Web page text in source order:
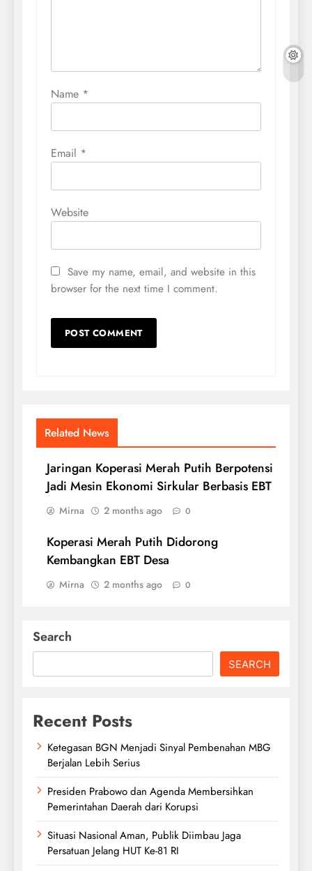
Name *
Email *
Website
Save my name, email, and website in this
browser for the next time I comment.
Related News
Jaringan Koperasi Merah Putih Berpotensi
Jadi Mesin Ekonomi Sirkular Berbasis EBT
Mirna 2 months ago 0
Koperasi Merah Putih Didorong
Kembangkan EBT Desa
Mirna 2 months ago 0
Search
SEARCH
Recent Posts
Ketegasan BGN Menjadi Sinyal Pembenahan MBG
Berjalan Lebih Serius
Presiden Prabowo dan Agenda Membersihkan
Pemerintahan Daerah dari Korupsi
Situasi Nasional Aman, Publik Diimbau Jaga
Persatuan Jelang HUT Ke-81 RI